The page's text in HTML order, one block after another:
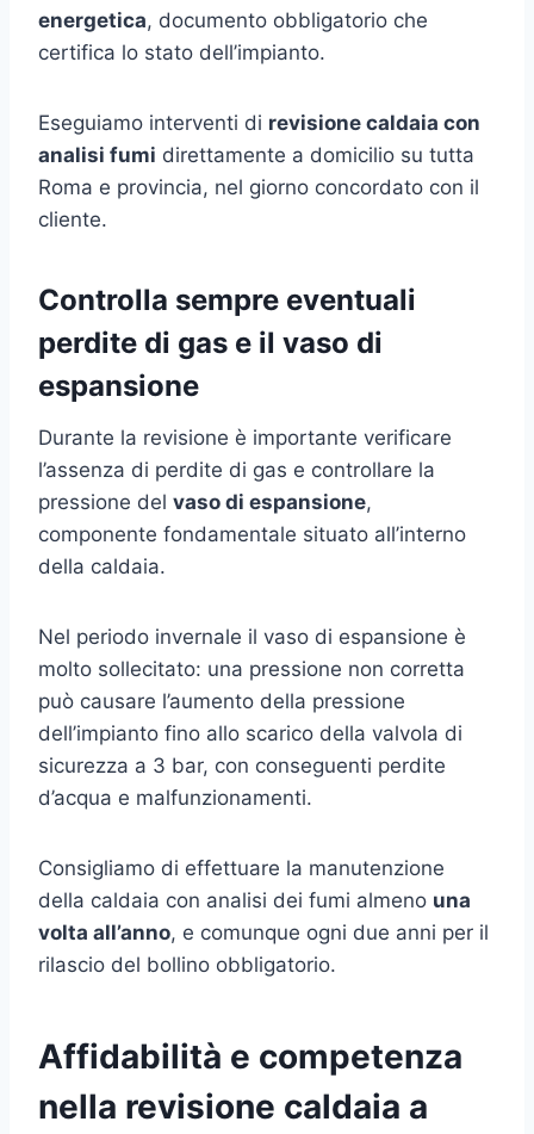
energetica, documento obbligatorio che
certifica lo stato dell’impianto.
Eseguiamo interventi di revisione caldaia con
analisi fumi direttamente a domicilio su tutta
Roma e provincia, nel giorno concordato con il
cliente.
Controlla sempre eventuali
perdite di gas e il vaso di
espansione
Durante la revisione è importante verificare
l’assenza di perdite di gas e controllare la
pressione del vaso di espansione,
componente fondamentale situato all’interno
della caldaia.
Nel periodo invernale il vaso di espansione è
molto sollecitato: una pressione non corretta
può causare l’aumento della pressione
dell’impianto fino allo scarico della valvola di
sicurezza a 3 bar, con conseguenti perdite
d’acqua e malfunzionamenti.
Consigliamo di effettuare la manutenzione
della caldaia con analisi dei fumi almeno una
volta all’anno, e comunque ogni due anni per il
rilascio del bollino obbligatorio.
Affidabilità e competenza
nella revisione caldaia a